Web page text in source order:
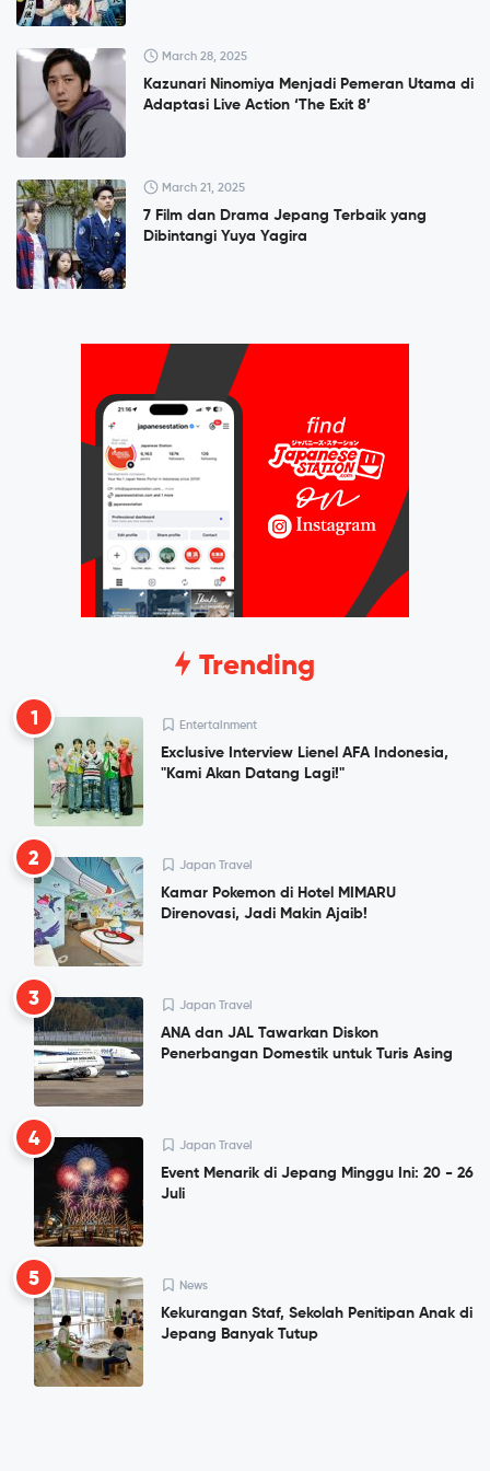
March 28, 2025
Kazunari Ninomiya Menjadi Pemeran Utama di
Adaptasi Live Action ‘The Exit 8’
March 21, 2025
7 Film dan Drama Jepang Terbaik yang
Dibintangi Yuya Yagira
Trending
1 Entertainment
Exclusive Interview Lienel AFA Indonesia,
"Kami Akan Datang Lagi!"
2 Japan Travel
Kamar Pokemon di Hotel MIMARU
Direnovasi, Jadi Makin Ajaib!
3 Japan Travel
ANA dan JAL Tawarkan Diskon
Penerbangan Domestik untuk Turis Asing
4 Japan Travel
Event Menarik di Jepang Minggu Ini: 20 - 26
Juli
5 News
Kekurangan Staf, Sekolah Penitipan Anak di
Jepang Banyak Tutup